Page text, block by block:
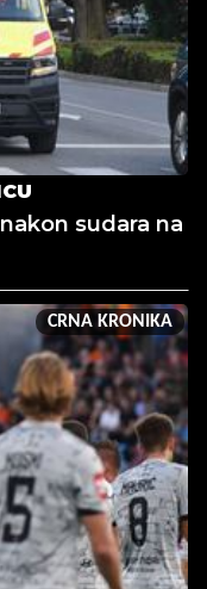
sudara na
CRNA KRONIKA